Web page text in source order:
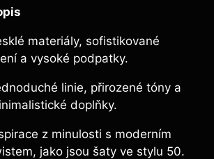
materiály, sofistikované
a vysoké podpatky.
linie, přirozené tóny a
doplňky.
z minulosti s moderním
jako jsou šaty ve stylu 50.